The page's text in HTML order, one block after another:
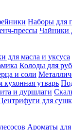
Наборы для
прессы Чайники
для масла и уксуса
Колоды для
и соли
кухонная утварь
и дуршлаги
для
Ароматы для